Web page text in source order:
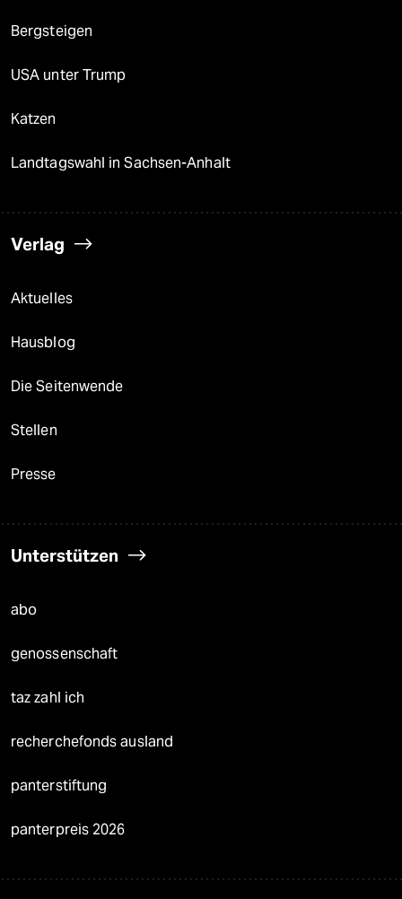
Bergsteigen
USA unter Trump
Katzen
Landtagswahl in Sachsen-Anhalt
Verlag
Aktuelles
Hausblog
Die Seitenwende
Stellen
Presse
Unterstützen
abo
genossenschaft
taz zahl ich
recherchefonds ausland
panterstiftung
panterpreis 2026